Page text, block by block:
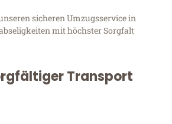
sicheren Umzugsservice in
mit höchster Sorgfalt
Transport